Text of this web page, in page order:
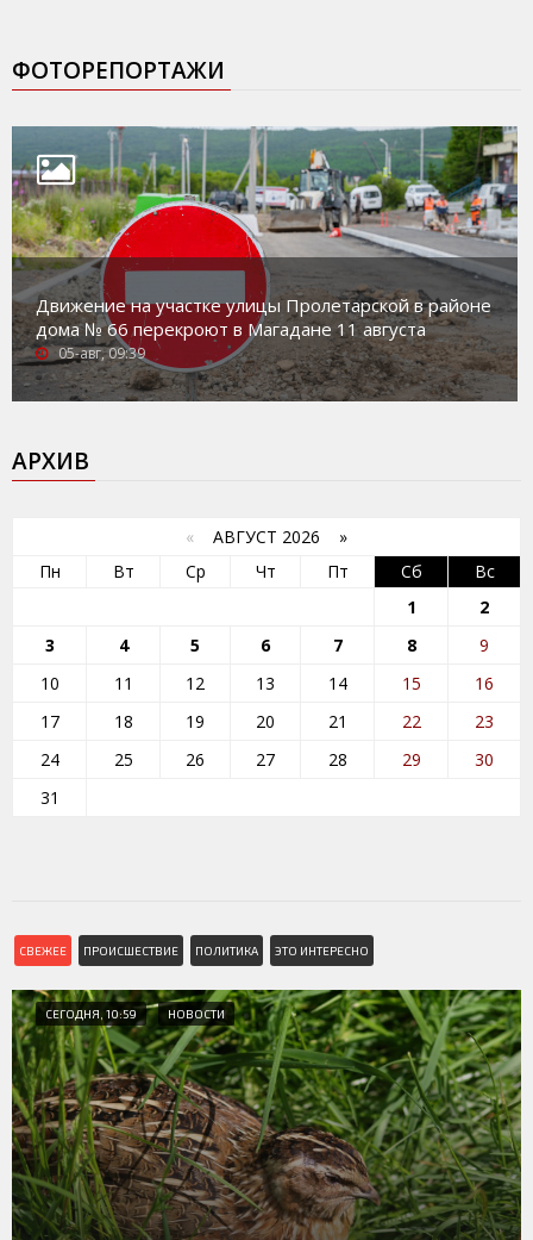
ФОТОРЕПОРТАЖИ
Движение на участке улицы Пролетарской в районе
дома № 66 перекроют в Магадане 11 августа
05-авг, 09:39
АРХИВ
« АВГУСТ 2026 »
Пн
Вт Ср Чт Пт Сб
Вс
1
2
3
4 5 6 7 8
9
10
11 12 13 14 15
16
17
18 19 20 21 22
23
24
25 26 27 28 29
30
31
СВЕЖЕЕ ПРОИСШЕСТВИЕ ПОЛИТИКА ЭТО ИНТЕРЕСНО
СЕГОДНЯ, 10:59 НОВОСТИ